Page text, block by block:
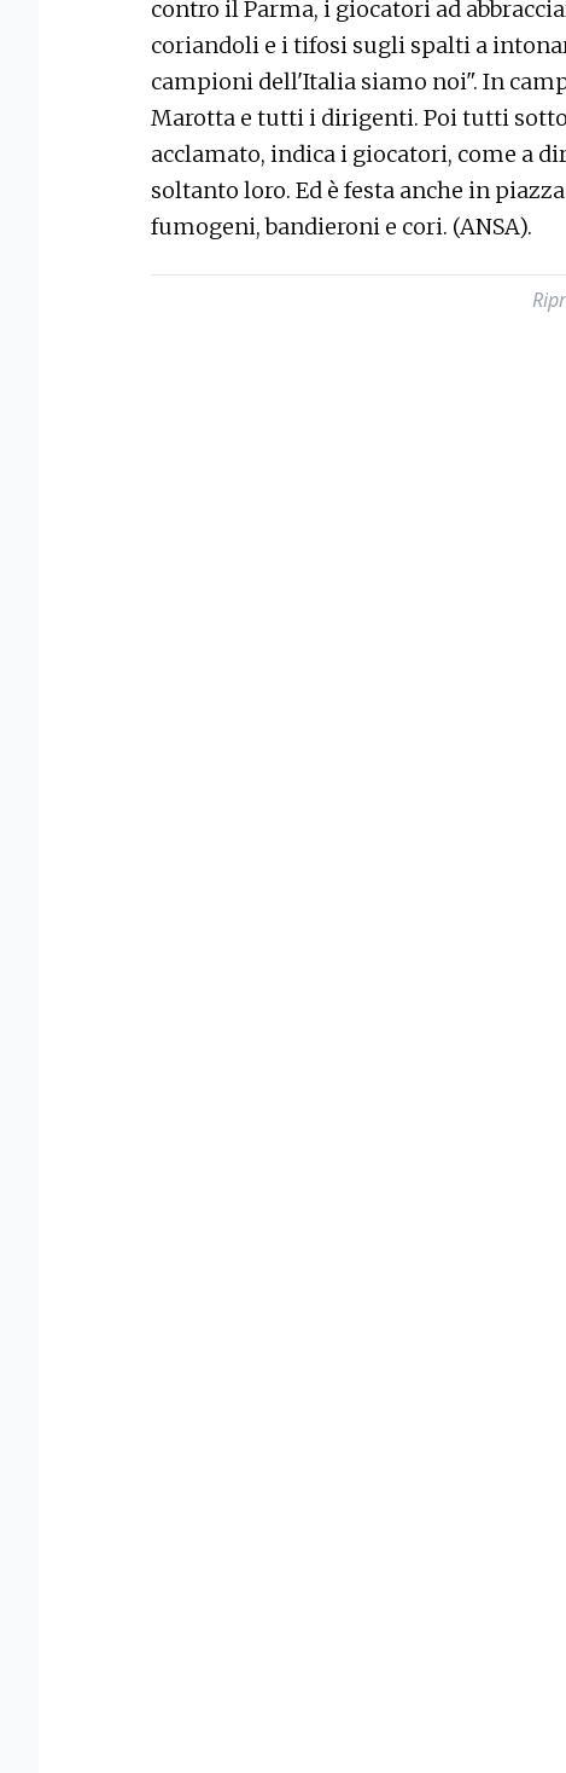
contro il Parma, i giocatori ad
coriandoli e i tifosi sugli spalti a
campioni dell'Italia siamo noi". In
Marotta e tutti i dirigenti. Poi tutti
acclamato, indica i giocatori, come a
soltanto loro. Ed è festa anche in
fumogeni, bandieroni e cori. (ANSA).